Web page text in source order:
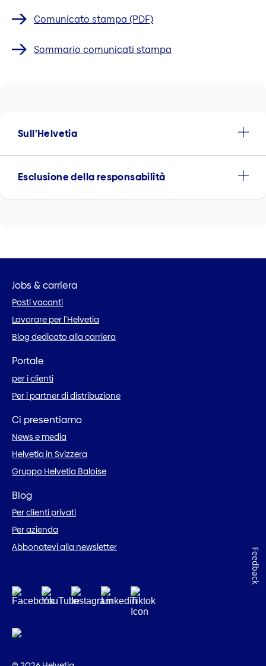
Comunicato stampa (PDF)
Sommario comunicati stampa
Sull’Helvetia
Esclusione della responsabilità
Jobs & carriera
Posti vacanti
Lavorare per l’Helvetia
Blog dedicato alla carriera
Portale
per i clienti
Per i partner di distribuzione
Ci presentiamo
News e media
Helvetia in Svizzera
Gruppo Helvetia Baloise
Blog
Per clienti privati
Per azienda
Abbonatevi alla newsletter
Feedback